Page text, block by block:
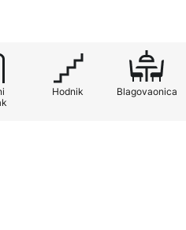
učinkovitih i
Hodnik Blagovaonica